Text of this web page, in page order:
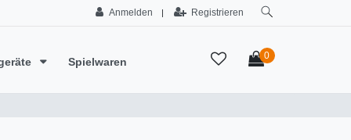
Anmelden | Registrieren
Spielwaren 0